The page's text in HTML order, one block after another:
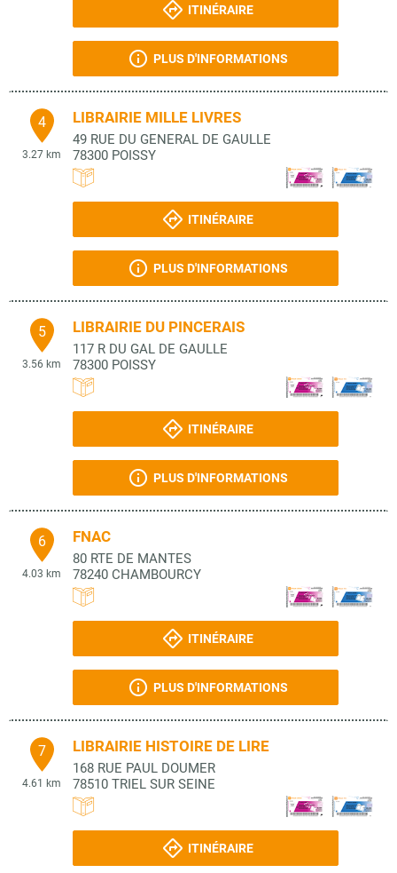
ITINÉRAIRE
PLUS D'INFORMATIONS
4
3.27 km
LIBRAIRIE MILLE LIVRES
49 RUE DU GENERAL DE GAULLE
78300 POISSY
ITINÉRAIRE
PLUS D'INFORMATIONS
5
3.56 km
LIBRAIRIE DU PINCERAIS
117 R DU GAL DE GAULLE
78300 POISSY
ITINÉRAIRE
PLUS D'INFORMATIONS
6
4.03 km
FNAC
80 RTE DE MANTES
78240 CHAMBOURCY
ITINÉRAIRE
PLUS D'INFORMATIONS
7
4.61 km
LIBRAIRIE HISTOIRE DE LIRE
168 RUE PAUL DOUMER
78510 TRIEL SUR SEINE
ITINÉRAIRE